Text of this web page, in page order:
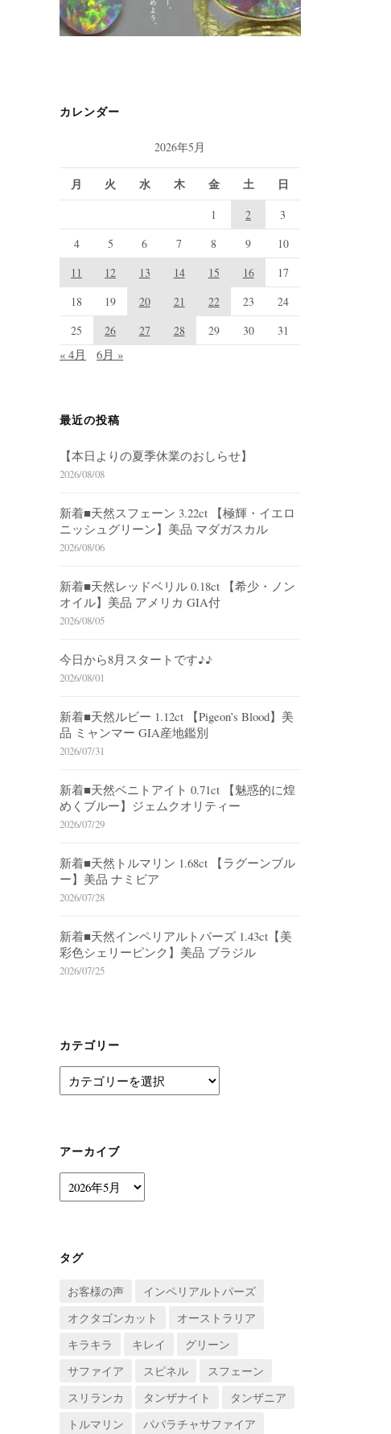
カレンダー
2026年5月
月 火 水 木 金 土 日
1 2
3
4
5 6 7 8 9
10
11
12 13 14 15 16
17
18
19 20 21 22 23
24
25
26 27 28 29 30 31
« 4月 6月 »
最近の投稿
【本日よりの夏季休業のおしらせ】
2026/08/08
新着■天然スフェーン 3.22ct 【極輝・イエロ
ニッシュグリーン】美品 マダガスカル
2026/08/06
新着■天然レッドベリル 0.18ct 【希少・ノン
オイル】美品 アメリカ GIA付
2026/08/05
今日から8月スタートです♪♪
2026/08/01
新着■天然ルビー 1.12ct 【Pigeon’s Blood】美
品 ミャンマー GIA産地鑑別
2026/07/31
新着■天然ベニトアイト 0.71ct 【魅惑的に煌
めくブルー】ジェムクオリティー
2026/07/29
新着■天然トルマリン 1.68ct 【ラグーンブル
ー】美品 ナミビア
2026/07/28
新着■天然インペリアルトパーズ 1.43ct【美
彩色シェリーピンク】美品 ブラジル
2026/07/25
カテゴリー
テ
ー
アーカイブ
ア
ー
ブ
タグ
お客様の声
インペリアルトパーズ
オクタゴンカット
オーストラリア
キラキラ
キレイ
グリーン
サファイア
スピネル
スフェーン
スリランカ
タンザナイト
タンザニア
トルマリン
パパラチャサファイア